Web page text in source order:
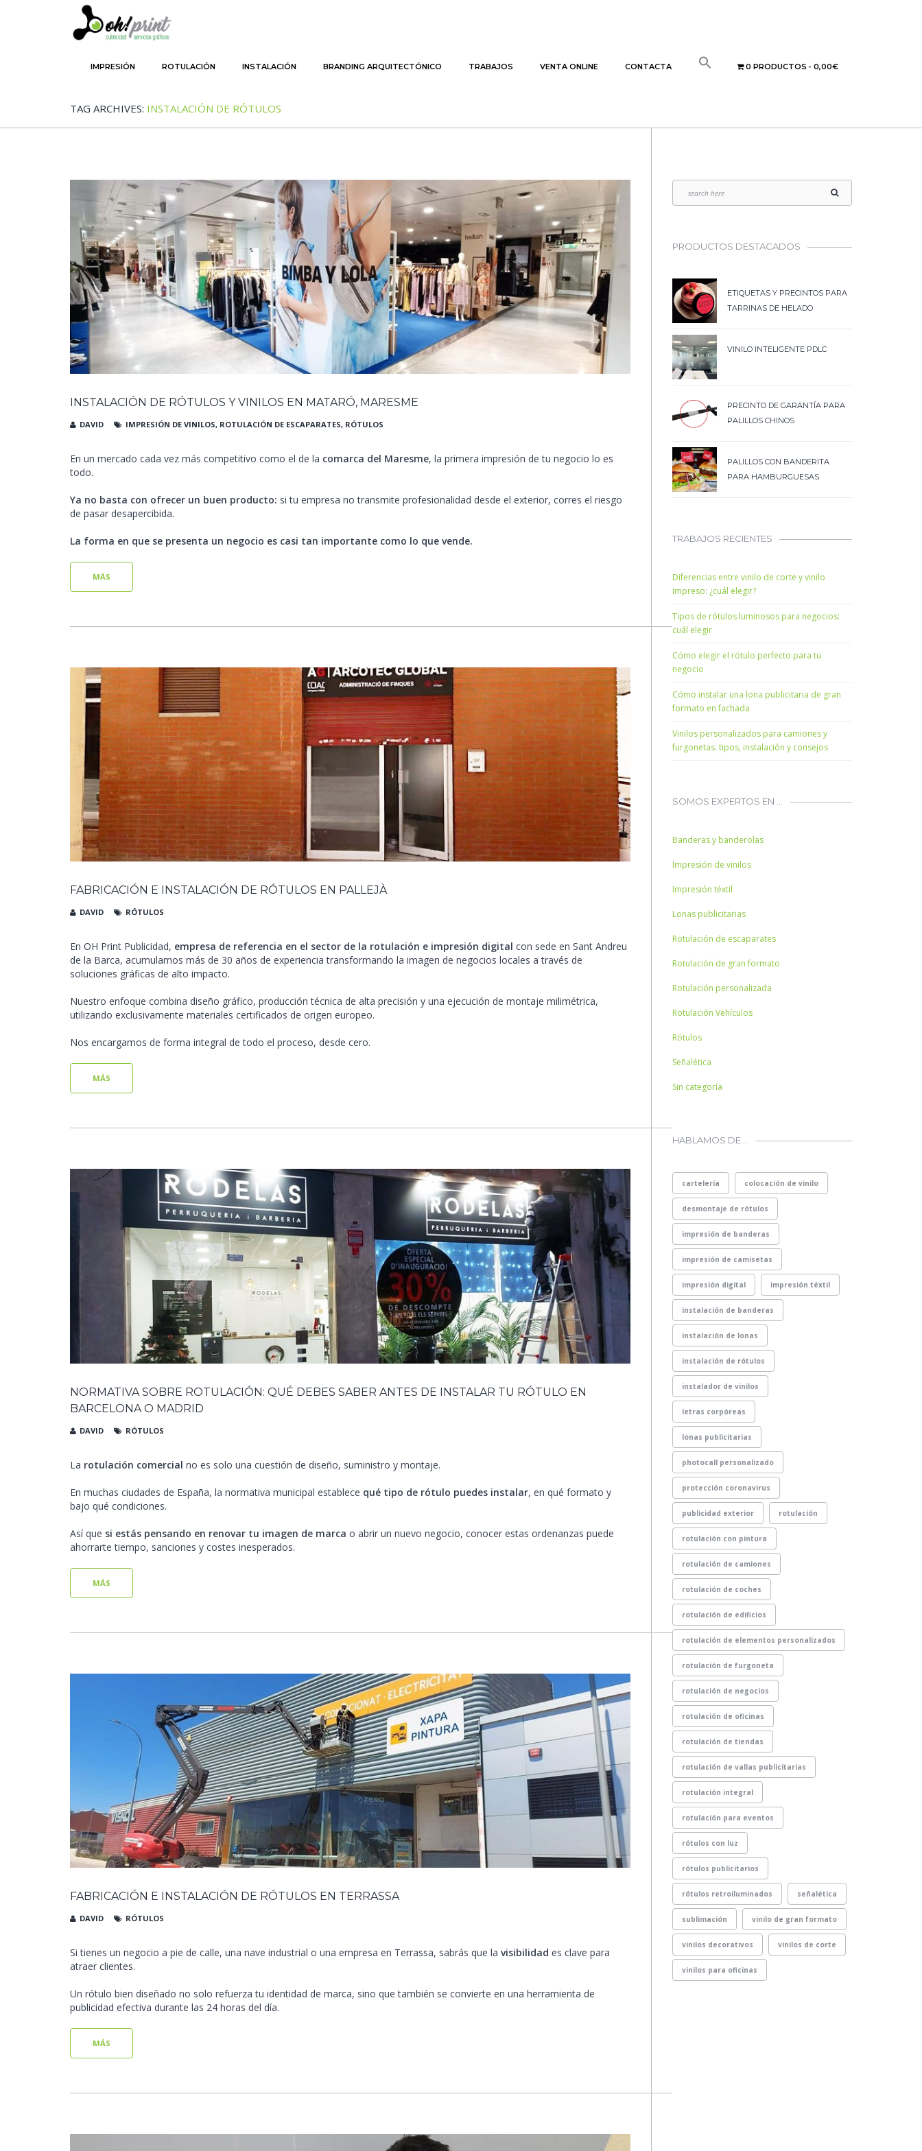
MAIN MENU
SKIP TO PRIMARY CONTENT
SKIP TO SECONDARY CONTENT
IMPRESIÓN ROTULACIÓN INSTALACIÓN BRANDING ARQUITECTÓNICO TRABAJOS VENTA ONLINE CONTACTA 0 PRODUCTOS 0,00€
TAG ARCHIVES: INSTALACIÓN DE RÓTULOS
INSTALACIÓN DE RÓTULOS Y VINILOS EN MATARÓ, MARESME
DAVID IMPRESIÓN DE VINILOS, ROTULACIÓN DE ESCAPARATES, RÓTULOS
En un mercado cada vez más competitivo como el de la comarca del Maresme, la primera impresión de tu negocio lo es
todo.
Ya no basta con ofrecer un buen producto: si tu empresa no transmite profesionalidad desde el exterior, corres el riesgo
de pasar desapercibida.
La forma en que se presenta un negocio es casi tan importante como lo que vende.
MÁS
FABRICACIÓN E INSTALACIÓN DE RÓTULOS EN PALLEJÀ
DAVID RÓTULOS
En OH Print Publicidad, empresa de referencia en el sector de la rotulación e impresión digital con sede en Sant Andreu
de la Barca, acumulamos más de 30 años de experiencia transformando la imagen de negocios locales a través de
soluciones gráficas de alto impacto.
Nuestro enfoque combina diseño gráfico, producción técnica de alta precisión y una ejecución de montaje milimétrica,
utilizando exclusivamente materiales certificados de origen europeo.
Nos encargamos de forma integral de todo el proceso, desde cero.
MÁS
NORMATIVA SOBRE ROTULACIÓN: QUÉ DEBES SABER ANTES DE INSTALAR TU RÓTULO EN
BARCELONA O MADRID
DAVID RÓTULOS
La rotulación comercial no es solo una cuestión de diseño, suministro y montaje.
En muchas ciudades de España, la normativa municipal establece qué tipo de rótulo puedes instalar, en qué formato y
bajo qué condiciones.
Así que si estás pensando en renovar tu imagen de marca o abrir un nuevo negocio, conocer estas ordenanzas puede
ahorrarte tiempo, sanciones y costes inesperados.
MÁS
FABRICACIÓN E INSTALACIÓN DE RÓTULOS EN TERRASSA
DAVID RÓTULOS
Si tienes un negocio a pie de calle, una nave industrial o una empresa en Terrassa, sabrás que la visibilidad es clave para
atraer clientes.
Un rótulo bien diseñado no solo refuerza tu identidad de marca, sino que también se convierte en una herramienta de
publicidad efectiva durante las 24 horas del día.
MÁS
PRODUCTOS DESTACADOS
ETIQUETAS Y PRECINTOS PARA
TARRINAS DE HELADO
VINILO INTELIGENTE PDLC
PRECINTO DE GARANTÍA PARA
PALILLOS CHINOS
PALILLOS CON BANDERITA
PARA HAMBURGUESAS
TRABAJOS RECIENTES
Diferencias entre vinilo de corte y vinilo
impreso: ¿cuál elegir?
Tipos de rótulos luminosos para negocios:
cuál elegir
Cómo elegir el rótulo perfecto para tu
negocio
Cómo instalar una lona publicitaria de gran
formato en fachada
Vinilos personalizados para camiones y
furgonetas. tipos, instalación y consejos
SOMOS EXPERTOS EN …
Banderas y banderolas
Impresión de vinilos
Impresión téxtil
Lonas publicitarias
Rotulación de escaparates
Rotulación de gran formato
Rotulación personalizada
Rotulación Vehículos
Rótulos
Señalética
Sin categoría
HABLAMOS DE …
cartelería colocación de vinilo
desmontaje de rótulos
impresión de banderas
impresión de camisetas
impresión digital impresión téxtil
instalación de banderas
instalación de lonas
instalación de rótulos
instalador de vinilos
letras corpóreas
lonas publicitarias
photocall personalizado
protección coronavirus
publicidad exterior rotulación
rotulación con pintura
rotulación de camiones
rotulación de coches
rotulación de edificios
rotulación de elementos personalizados
rotulación de furgoneta
rotulación de negocios
rotulación de oficinas
rotulación de tiendas
rotulación de vallas publicitarias
rotulación integral
rotulación para eventos
rótulos con luz
rótulos publicitarios
rótulos retroiluminados señalética
sublimación vinilo de gran formato
vinilos decorativos vinilos de corte
vinilos para oficinas